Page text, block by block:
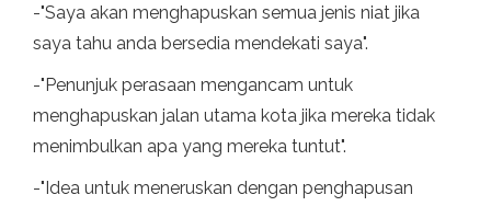
-"Saya akan menghapuskan semua jenis niat jika
saya tahu anda bersedia mendekati saya".
-"Penunjuk perasaan mengancam untuk
menghapuskan jalan utama kota jika mereka tidak
menimbulkan apa yang mereka tuntut".
-"Idea untuk meneruskan dengan penghapusan